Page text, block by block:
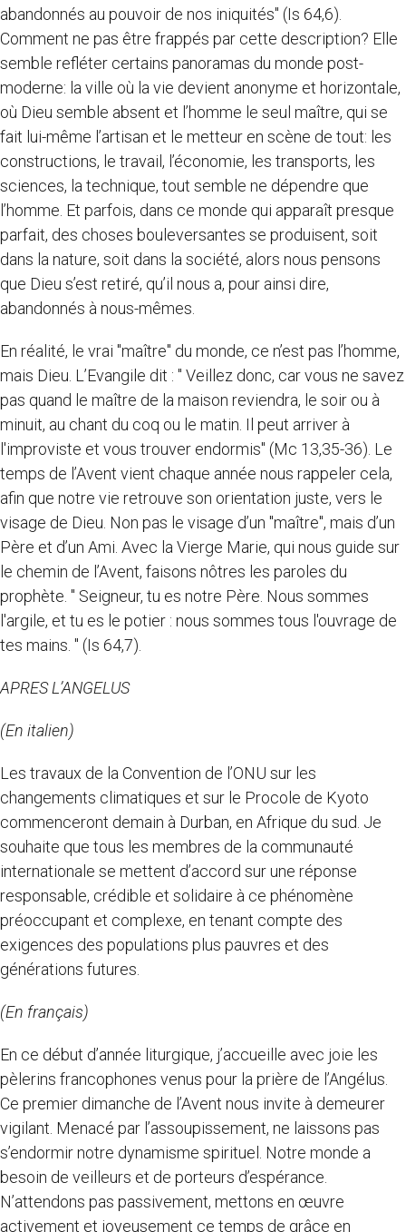
abandonnés au pouvoir de nos iniquités" (Is 64,6).
Comment ne pas être frappés par cette description? Elle
semble refléter certains panoramas du monde post-
moderne: la ville où la vie devient anonyme et horizontale,
où Dieu semble absent et l’homme le seul maître, qui se
fait lui-même l’artisan et le metteur en scène de tout: les
constructions, le travail, l’économie, les transports, les
sciences, la technique, tout semble ne dépendre que
l’homme. Et parfois, dans ce monde qui apparaît presque
parfait, des choses bouleversantes se produisent, soit
dans la nature, soit dans la société, alors nous pensons
que Dieu s’est retiré, qu’il nous a, pour ainsi dire,
abandonnés à nous-mêmes.
En réalité, le vrai "maître" du monde, ce n’est pas l’homme,
mais Dieu. L’Evangile dit : " Veillez donc, car vous ne savez
pas quand le maître de la maison reviendra, le soir ou à
minuit, au chant du coq ou le matin. Il peut arriver à
l'improviste et vous trouver endormis" (Mc 13,35-36). Le
temps de l’Avent vient chaque année nous rappeler cela,
afin que notre vie retrouve son orientation juste, vers le
visage de Dieu. Non pas le visage d’un "maître", mais d’un
Père et d’un Ami. Avec la Vierge Marie, qui nous guide sur
le chemin de l’Avent, faisons nôtres les paroles du
prophète. " Seigneur, tu es notre Père. Nous sommes
l'argile, et tu es le potier : nous sommes tous l'ouvrage de
tes mains. " (Is 64,7).
APRES L’ANGELUS
(En italien)
Les travaux de la Convention de l’ONU sur les
changements climatiques et sur le Procole de Kyoto
commenceront demain à Durban, en Afrique du sud. Je
souhaite que tous les membres de la communauté
internationale se mettent d’accord sur une réponse
responsable, crédible et solidaire à ce phénomène
préoccupant et complexe, en tenant compte des
exigences des populations plus pauvres et des
générations futures.
(En français)
En ce début d’année liturgique, j’accueille avec joie les
pèlerins francophones venus pour la prière de l’Angélus.
Ce premier dimanche de l’Avent nous invite à demeurer
vigilant. Menacé par l’assoupissement, ne laissons pas
s’endormir notre dynamisme spirituel. Notre monde a
besoin de veilleurs et de porteurs d’espérance.
N’attendons pas passivement, mettons en œuvre
activement et joyeusement ce temps de grâce en